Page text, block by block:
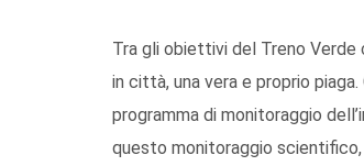
Tra gli obiettivi del Treno Verde
in città, una vera e proprio
programma di monitoraggio
questo monitoraggio scientifico,